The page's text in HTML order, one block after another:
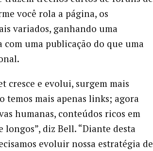
você rola a página, os
variados, ganhando uma
com uma publicação do que uma
cresce e evolui, surgem mais
temos mais apenas links; agora
humanas, conteúdos ricos em
longos”, diz Bell. “Diante desta
evoluir nossa estratégia de